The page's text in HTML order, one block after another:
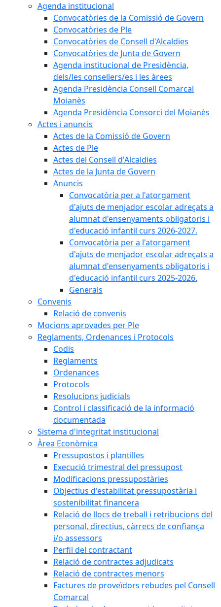
Agenda institucional
Convocatòries de la Comissió de Govern
Convocatòries de Ple
Convocatòries de Consell d'Alcaldies
Convocatòries de Junta de Govern
Agenda institucional de Presidència,
dels/les consellers/es i les àrees
Agenda Presidència Consell Comarcal
Moianès
Agenda Presidència Consorci del Moianès
Actes i anuncis
Actes de la Comissió de Govern
Actes de Ple
Actes del Consell d'Alcaldies
Actes de la Junta de Govern
Anuncis
Convocatòria per a l'atorgament
d'ajuts de menjador escolar adreçats a
alumnat d'ensenyaments obligatoris i
d'educació infantil curs 2026-2027.
Convocatòria per a l'atorgament
d'ajuts de menjador escolar adreçats a
alumnat d'ensenyaments obligatoris i
d'educació infantil curs 2025-2026.
Generals
Convenis
Relació de convenis
Mocions aprovades per Ple
Reglaments, Ordenances i Protocols
Codis
Reglaments
Ordenances
Protocols
Resolucions judicials
Control i classificació de la informació
documentada
Sistema d'integritat institucional
Àrea Econòmica
Pressupostos i plantilles
Execució trimestral del pressupost
Modificacions pressupostàries
Objectius d'estabilitat pressupostària i
sostenibilitat financera
Relació de llocs de treball i retribucions del
personal, directius, càrrecs de confiança
i/o assessors
Perfil del contractant
Relació de contractes adjudicats
Relació de contractes menors
Factures de proveïdors rebudes pel Consell
Comarcal